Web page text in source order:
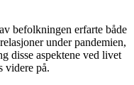
befolkningen erfarte både
under pandemien,
disse aspektene ved livet
videre på.